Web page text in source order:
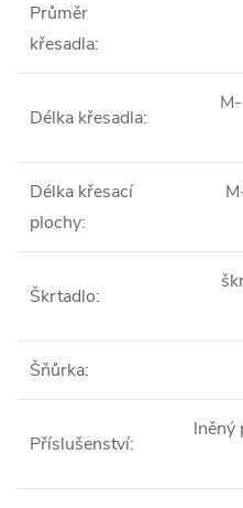
Průměr
křesadla:
Délka křesadla:
Délka křesací
plochy:
Škrtadlo:
Šňůrka:
Příslušenství:
lněný